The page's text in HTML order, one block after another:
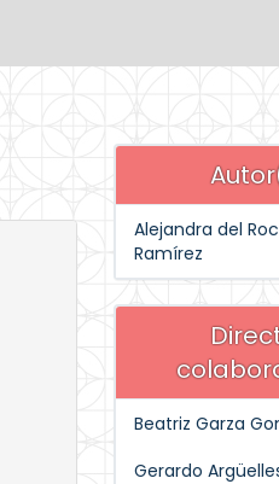
Alejandra del
Ramírez
Beatriz Garza
Gerardo